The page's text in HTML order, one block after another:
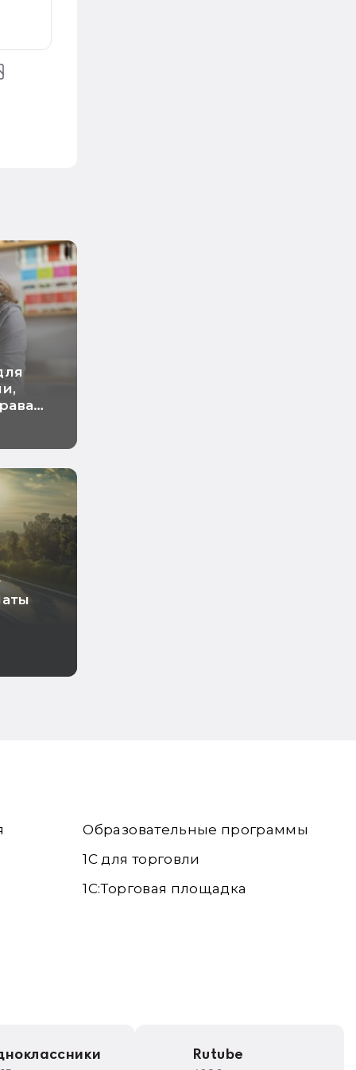
Образовательные программы
1С для торговли
1С:Торговая площадка
Rutube